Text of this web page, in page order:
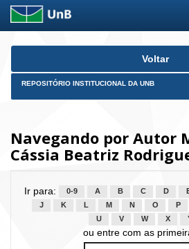
Skip
Voltar
REPOSITÓRIO INSTITUCIONAL DA UNB
Navegando por Autor
Cássia Beatriz
Ir para: 0-9 A B C D
J
K L M N O P
U
V W X
ou entre com as